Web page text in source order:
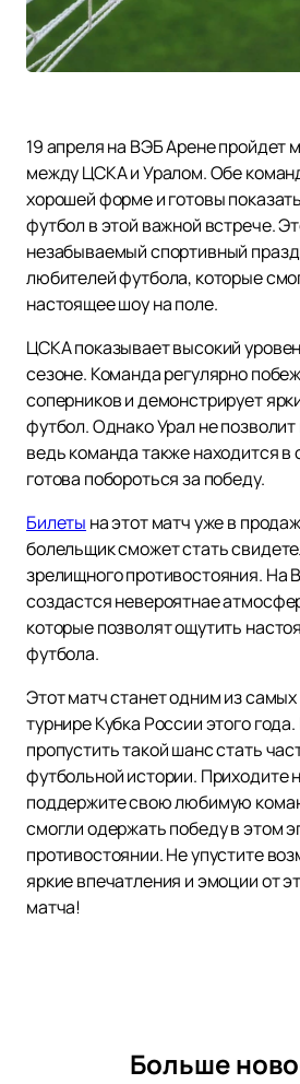
19 апреля на ВЭБ Арене пройдет
между ЦСКА и Уралом. Обе
хорошей форме и готовы
футбол в этой важной встрече.
незабываемый спортивный
любителей футбола, которые
настоящее шоу на поле.
ЦСКА показывает высокий
сезоне. Команда регулярно
соперников и демонстрирует
футбол. Однако Урал не
ведь команда также находится
готова побороться за победу.
Билеты на этот матч уже в
болельщик сможет стать
зрелищного противостояния. На
создастся невероятнае
которые позволят ощутить
футбола.
Этот матч станет одним из
турнире Кубка России этого
пропустить такой шанс стать
футбольной истории. Приходите
поддержите свою любимую
смогли одержать победу в этом
противостоянии. Не упустите
яркие впечатления и эмоции от
матча!
Больше